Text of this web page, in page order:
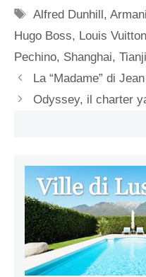
Tag
Alfred Dunhill ,Armani
Hugo Boss, Louis Vuitton
Pechino, Shanghai,
La “Madame” di
Odyssey, il charter